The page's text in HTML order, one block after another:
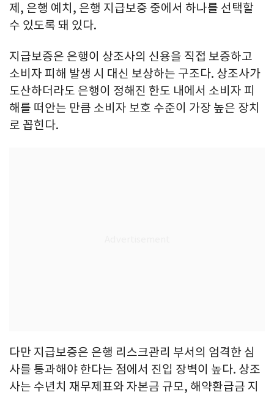
제, 은행 예치, 은행 지급보증 중에서 하나를 선택할
수 있도록 돼 있다.
지급보증은 은행이 상조사의 신용을 직접 보증하고
소비자 피해 발생 시 대신 보상하는 구조다. 상조사가
도산하더라도 은행이 정해진 한도 내에서 소비자 피
해를 떠안는 만큼 소비자 보호 수준이 가장 높은 장치
로 꼽힌다.
다만 지급보증은 은행 리스크관리 부서의 엄격한 심
사를 통과해야 한다는 점에서 진입 장벽이 높다. 상조
사는 수년치 재무제표와 자본금 규모, 해약환급금 지